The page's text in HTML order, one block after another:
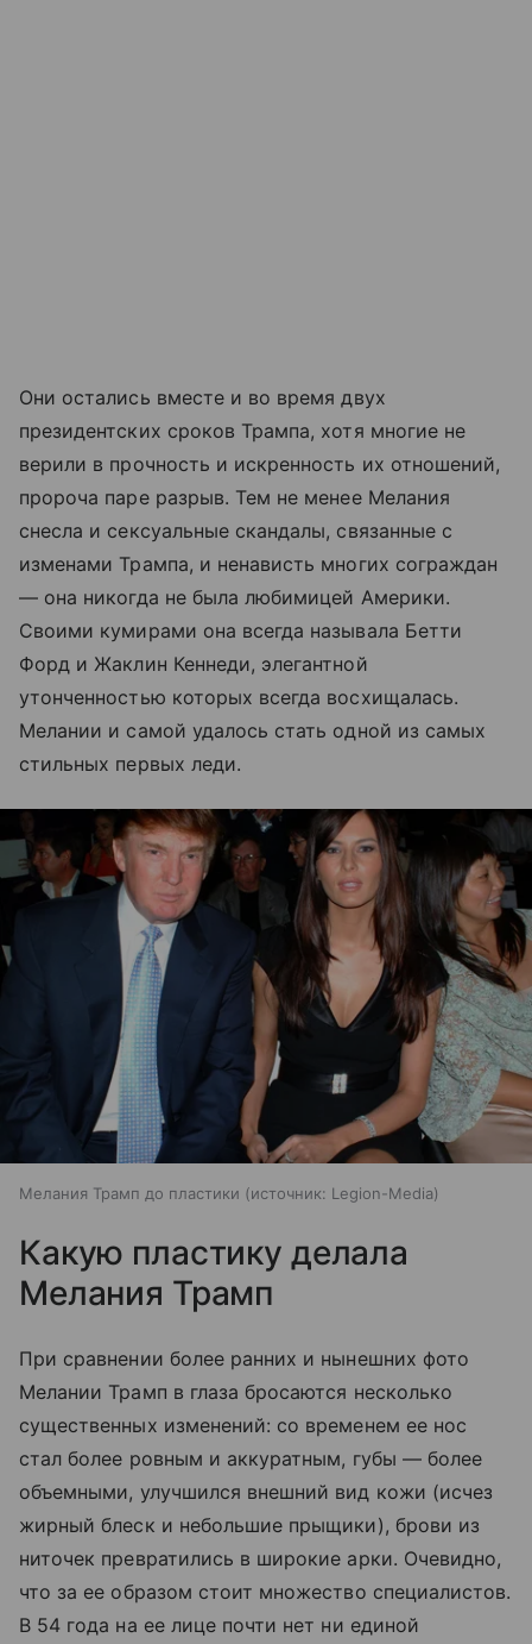
Они остались вместе и во время двух
президентских сроков Трампа, хотя многие не
верили в прочность и искренность их отношений,
пророча паре разрыв. Тем не менее Мелания
снесла и сексуальные скандалы, связанные с
изменами Трампа, и ненависть многих сограждан
— она никогда не была любимицей Америки.
Своими кумирами она всегда называла Бетти
Форд и Жаклин Кеннеди, элегантной
утонченностью которых всегда восхищалась.
Мелании и самой удалось стать одной из самых
стильных первых леди.
Мелания Трамп до пластики источник: Legion-Media
Какую пластику делала
Мелания Трамп
При сравнении более ранних и нынешних фото
Мелании Трамп в глаза бросаются несколько
существенных изменений: со временем ее нос
стал более ровным и аккуратным, губы — более
объемными, улучшился внешний вид кожи (исчез
жирный блеск и небольшие прыщики), брови из
ниточек превратились в широкие арки. Очевидно,
что за ее образом стоит множество специалистов.
В 54 года на ее лице почти нет ни единой